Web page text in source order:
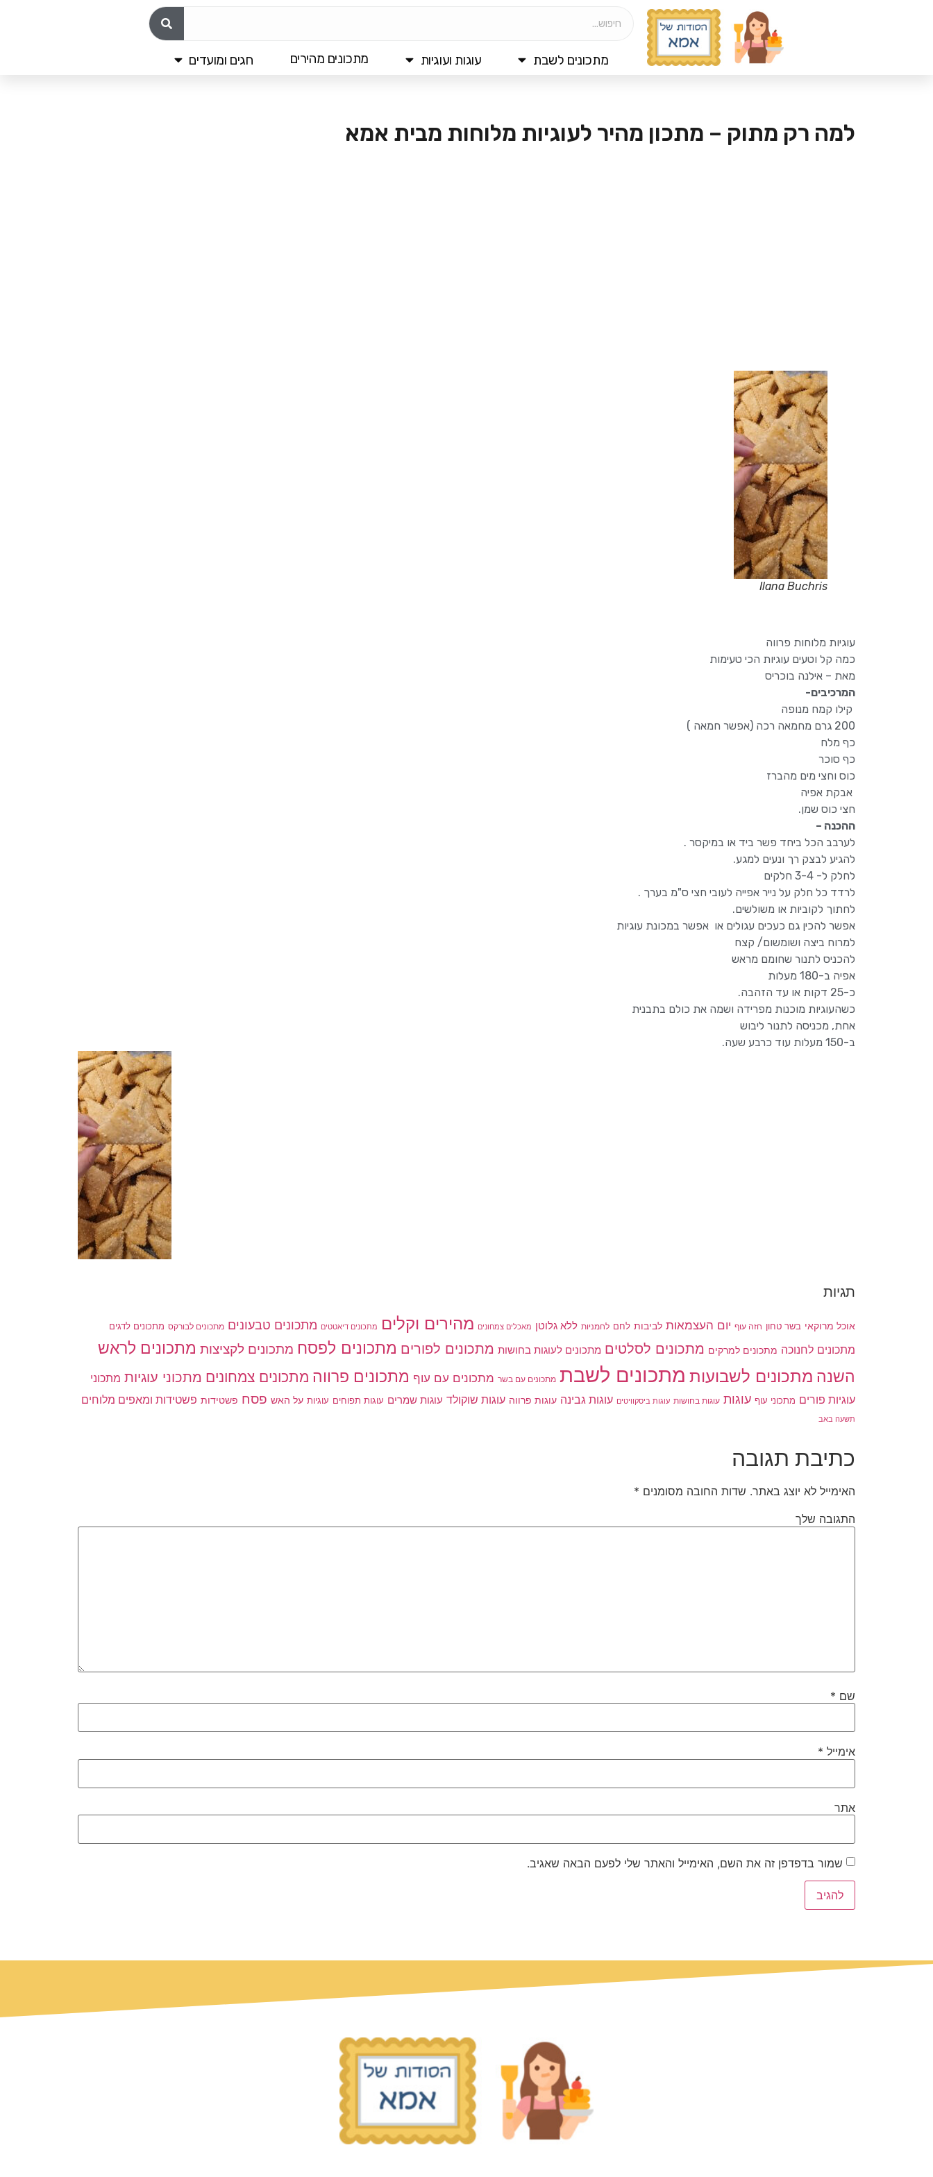
מתכונים לשבת עוגות ועוגיות מתכונים מהירים חגים ומועדים
למה רק מתוק – מתכון מהיר לעוגיות מלוחות מבית אמא
Ilana Buchris
עוגיות מלוחות פרווה
כמה קל וטעים עוגיות הכי טעימות
מאת – אילנה בוכריס
המרכיבים-
קילו קמח מנופה
200 גרם מחמאה רכה (אפשר חמאה )
כף מלח
כף סוכר
כוס וחצי מים מהברז
אבקת אפיה
חצי כוס שמן.
ההכנה –
לערבב הכל ביחד פשר ביד או במיקסר .
להגיע לבצק רך ונעים למגע.
לחלק ל- 3-4 חלקים
לרדד כל חלק על נייר אפייה לעובי חצי ס"מ בערך .
לחתוך לקוביות או משולשים.
אפשר להכין גם כעכים עגולים או אפשר במכונת עוגיות
למרוח ביצה ושומשום/ קצח
להכניס לתנור שחומם מראש
אפיה ב-180 מעלות
כ-25 דקות או עד הזהבה.
כשהעוגיות מוכנות מפרידה ושמה את כולם בתבנית
אחת, מכניסה לתנור ליבוש
ב-150 מעלות עוד כרבע שעה.
תגיות
אוכל מרוקאי בשר טחון חזה עוף יום העצמאות לביבות לחם לחמניות ללא גלוטן מאכלים צמחונים מהירים וקלים מתכונים דיאטטים מתכונים טבעונים מתכונים לבורקס מתכונים לדגים
מתכונים לחנוכה מתכונים למרקים מתכונים לסלטים מתכונים לעוגות בחושות מתכונים לפורים מתכונים לפסח מתכונים לקציצות מתכונים לראש
השנה מתכונים לשבועות מתכונים לשבת מתכונים עם בשר מתכונים עם עוף מתכונים פרווה מתכונים צמחונים מתכוני עוגיות מתכוני
עוגיות פורים מתכוני עוף עוגות עוגות בחושות עוגות ביסקוויטים עוגות גבינה עוגות פרווה עוגות שוקולד עוגות שמרים עוגות תפוחים עוגיות על האש פסח פשטידות פשטידות ומאפים מלוחים
תשעה באב
כתיבת תגובה
האימייל לא יוצג באתר. שדות החובה מסומנים *
התגובה שלך
שם *
אימייל *
אתר
שמור בדפדפן זה את השם, האימייל והאתר שלי לפעם הבאה שאגיב.